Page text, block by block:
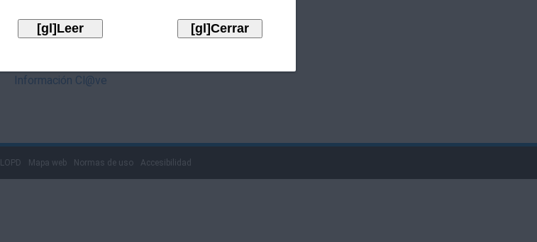
Información Cl@ve
LOPD Mapa web Normas de uso Accesibilidad